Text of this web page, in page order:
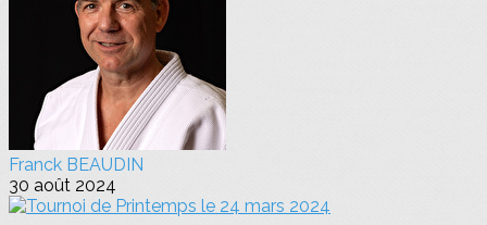
Franck BEAUDIN
30 août 2024